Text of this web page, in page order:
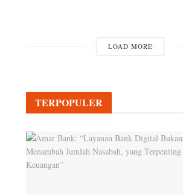
LOAD MORE
TERPOPULER